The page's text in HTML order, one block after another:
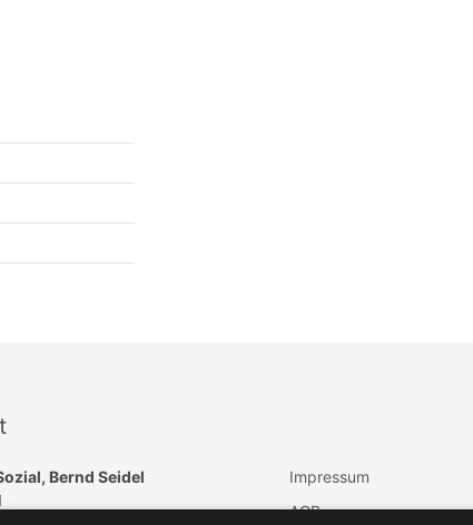
Bernd Seidel
Impressum
AGB